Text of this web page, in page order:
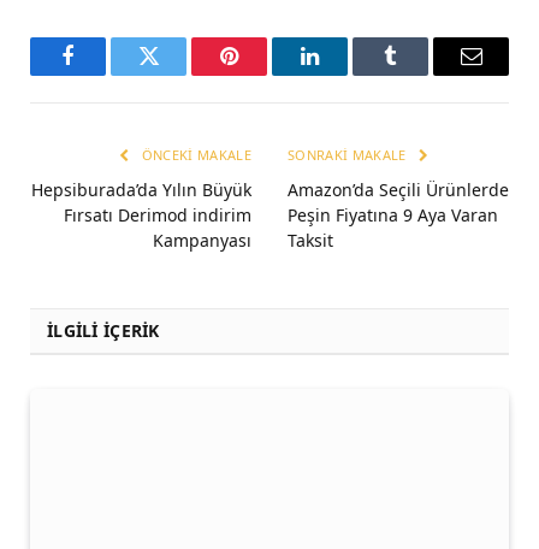
FacebookTwitter Pinterest LinkedInTumblr Email
ÖNCEKI MAKALE
Hepsiburada’da Yılın Büyük
Fırsatı Derimod indirim
Kampanyası
SONRAKI MAKALE
Amazon’da Seçili Ürünlerde
Peşin Fiyatına 9 Aya Varan
Taksit
İLGİLİ İÇERİK